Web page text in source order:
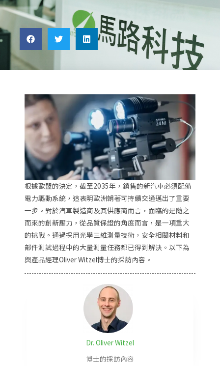
根據歐盟的決定，截至2035年，銷售的新汽車必須配備
電力驅動系統，這表明歐洲朝著可持續交通邁出了重要
一步。對於汽車製造商及其供應商而言，面臨的是隨之
而來的創新壓力，從品質保證的角度而言，是一項重大
的挑戰。通過採用光學三維測量技術，安全相關材料和
部件測試過程中的大量測量任務都已得到解決。以下為
與產品經理Oliver Witzel博士的採訪內容。
Dr. Oliver Witzel
博士的採訪內容